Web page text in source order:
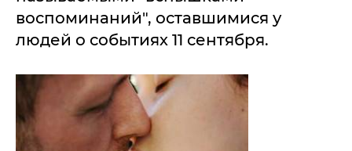
воспоминаний", оставшимися у
людей о событиях 11 сентября.